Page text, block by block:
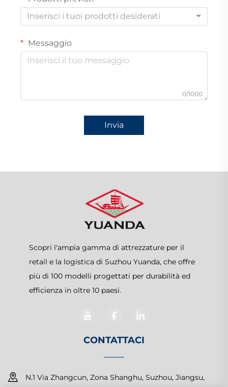
Inserisci i tuoi prodotti desiderati
Messaggio
0/1000
Invia
Scopri l'ampia gamma di attrezzature per il
retail e la logistica di Suzhou Yuanda, che offre
più di 100 modelli progettati per durabilità ed
efficienza in oltre 10 paesi.
CONTATTACI
N.1 Via Zhangcun, Zona Shanghu, Suzhou, Jiangsu,